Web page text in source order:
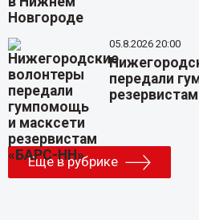
05.8.2026 20:00
передали
Еще в рубрике